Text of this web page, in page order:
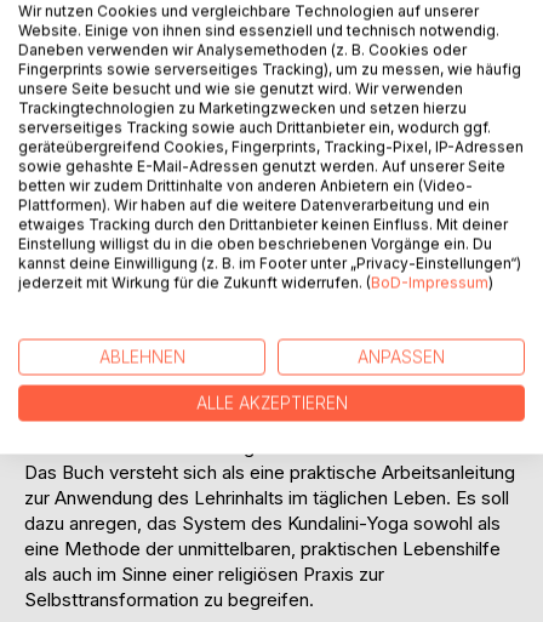
BESCHREIBUNG
Die theoretischen Grundlagen zur Erweckung der im
Menschen ruhenden Schöpfungsenergie sind auch im
Abendland seit langem bekannt. Nicht bekannt sind die
praktischen Techniken, mit denen eine Mobilisierung der
Kräfte erreicht werden kann. Der indische Lehrer Yogi
Bhajan ist bis heute der einzige Meister des Kundalini-Yoga
geblieben, der die praktischen Aspekte dieser Disziplin in
Dieses Buch greift die uns bekannten, theoretischen
Grundlagen auf und verbindet sie mit den praktischen
Lehren Yogi Bhajans zu einem umfassenden System, das
intellektuell verstanden und durch illustrierte Übungen und
Das Buch versteht sich als eine praktische Arbeitsanleitung
zur Anwendung des Lehrinhalts im täglichen Leben. Es soll
dazu anregen, das System des Kundalini-Yoga sowohl als
eine Methode der unmittelbaren, praktischen Lebenshilfe
als auch im Sinne einer religiösen Praxis zur
Selbsttransformation zu begreifen.
Wir nutzen Cookies und vergleichbare Technologien auf unserer
Website. Einige von ihnen sind essenziell und technisch notwendig.
Daneben verwenden wir Analysemethoden (z. B. Cookies oder
Fingerprints sowie serverseitiges Tracking), um zu messen, wie häufig
unsere Seite besucht und wie sie genutzt wird. Wir verwenden
Trackingtechnologien zu Marketingzwecken und setzen hierzu
serverseitiges Tracking sowie auch Drittanbieter ein, wodurch ggf.
geräteübergreifend Cookies, Fingerprints, Tracking-Pixel, IP-Adressen
sowie gehashte E-Mail-Adressen genutzt werden. Auf unserer Seite
betten wir zudem Drittinhalte von anderen Anbietern ein (Video-
Plattformen). Wir haben auf die weitere Datenverarbeitung und ein
etwaiges Tracking durch den Drittanbieter keinen Einfluss. Mit deiner
Einstellung willigst du in die oben beschriebenen Vorgänge ein. Du
kannst deine Einwilligung (z. B. im Footer unter „Privacy-Einstellungen“)
jederzeit mit Wirkung für die Zukunft widerrufen. (BoD-Impressum)
ABLEHNEN ANPASSEN
ALLE AKZEPTIEREN